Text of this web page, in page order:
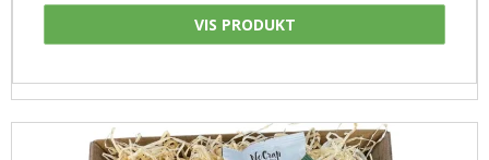
VIS PRODUKT